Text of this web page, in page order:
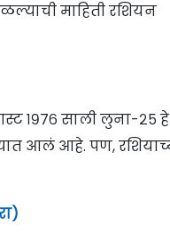
माहिती रशियन
१९७६ साली लुना-२५
आलं आहे. पण,